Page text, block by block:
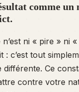
comme un
ni « pire » ni
: c’est tout
différente. Ce
contre votre